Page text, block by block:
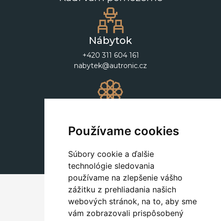
Používame cookies
Súbory cookie a ďalšie
technológie sledovania
používame na zlepšenie vášho
zážitku z prehliadania našich
webových stránok, na to, aby sme
vám zobrazovali prispôsobený
Nábytok
+420 311 604 161
nabytek@autronic.cz
+420 311 604 182
dekorace@autronic.cz